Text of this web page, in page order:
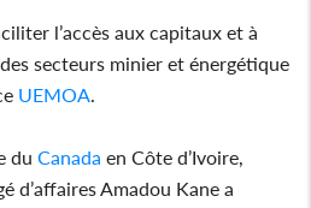
l’accès aux capitaux et à
des secteurs minier et énergétique
UEMOA
du Canada en Côte d’Ivoire,
d’affaires Amadou Kane a